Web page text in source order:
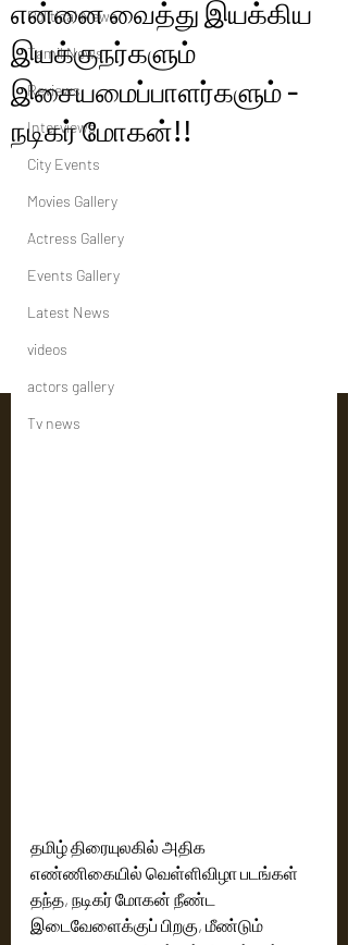
Political News
Tamil News
Reviews
Interviews
City Events
Movies Gallery
Actress Gallery
Events Gallery
Latest News
videos
actors gallery
Tv news
என்னை வைத்து இயக்கிய
இயக்குநர்களும்
இசையமைப்பாளர்களும் -
நடிகர் மோகன்!!
தமிழ் திரையுலகில் அதிக
எண்ணிகையில் வெள்ளிவிழா படங்கள்
தந்த, நடிகர் மோகன் நீண்ட
இடைவேளைக்குப் பிறகு, மீண்டும்